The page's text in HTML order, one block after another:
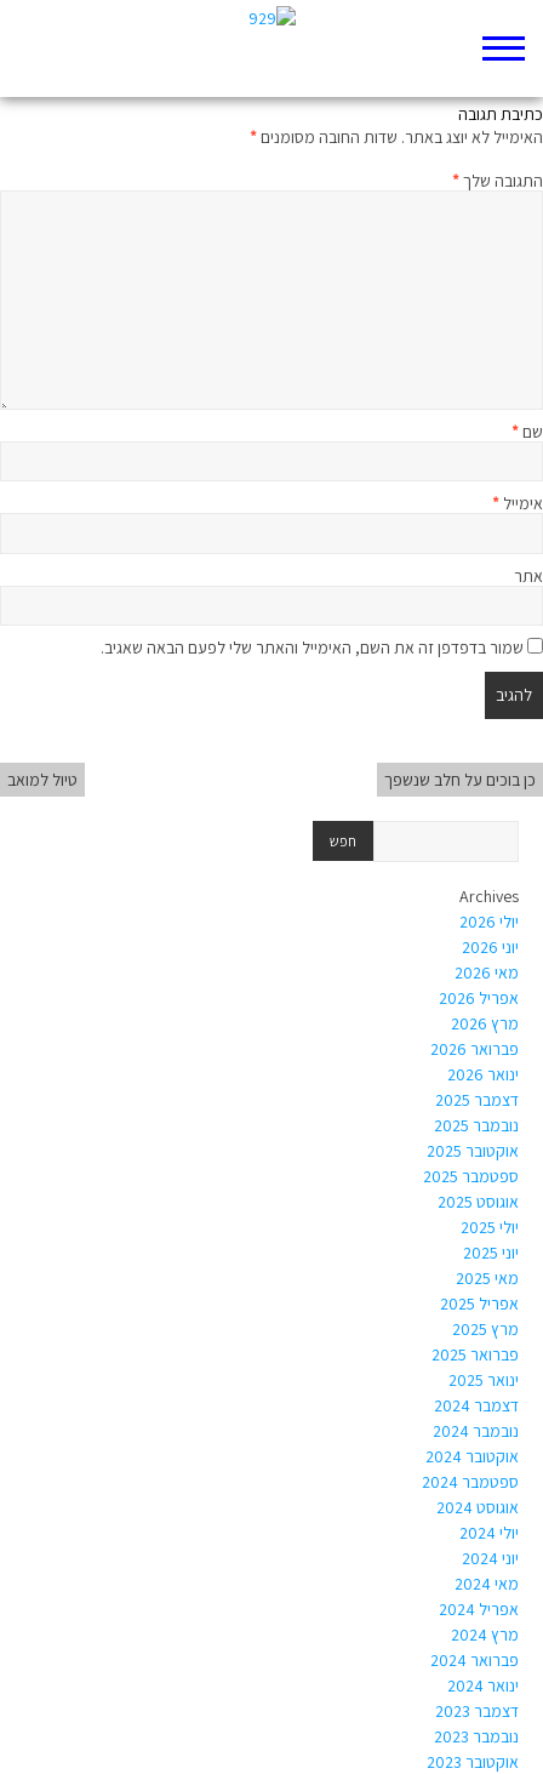
כתיבת תגובה
האימייל לא יוצג באתר. שדות החובה מסומנים*
התגובה שלך*
שם*
אימייל *
אתר
שמור בדפדפן זה את השם, האימייל והאתר שלי לפעם הבאה שאגיב.
כן בוכים על חלב שנשפך טיול למואב
Archives
יולי 2026
יוני 2026
מאי 2026
אפריל 2026
מרץ 2026
פברואר 2026
ינואר 2026
דצמבר 2025
נובמבר 2025
אוקטובר 2025
ספטמבר 2025
אוגוסט 2025
יולי 2025
יוני 2025
מאי 2025
אפריל 2025
מרץ 2025
פברואר 2025
ינואר 2025
דצמבר 2024
נובמבר 2024
אוקטובר 2024
ספטמבר 2024
אוגוסט 2024
יולי 2024
יוני 2024
מאי 2024
אפריל 2024
מרץ 2024
פברואר 2024
ינואר 2024
דצמבר 2023
נובמבר 2023
אוקטובר 2023